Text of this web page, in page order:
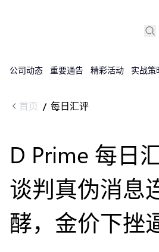
公司动态 重要通告 精彩活动 实战策
首页 / 每日汇评
D Prime 每日
谈判真伪消息
酵，金价下挫